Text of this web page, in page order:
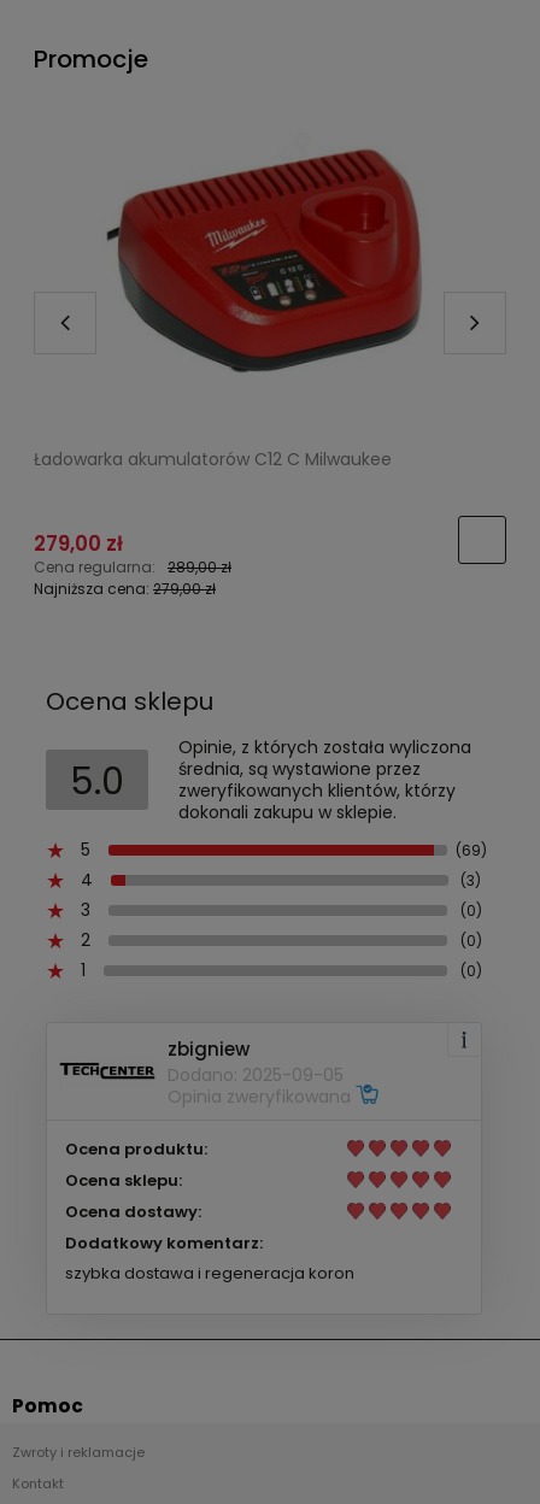
Promocje
Ładowarka akumulatorów C12 C Milwaukee
279,00 zł
Cena regularna:
289,00 zł
Najniższa cena: 279,00 zł
Ocena sklepu
5.0
Opinie, z których została wyliczona
średnia, są wystawione przez
zweryfikowanych klientów, którzy
dokonali zakupu w sklepie.
5
(69)
4 (3)
3 (0)
2 (0)
1 (0)
zbigniew
Dodano: 2025-09-05
Opinia zweryfikowana
Ocena produktu:
Ocena sklepu:
Ocena dostawy:
Dodatkowy komentarz:
szybka dostawa i regeneracja koron
Pomoc
Zwroty i reklamacje
Kontakt